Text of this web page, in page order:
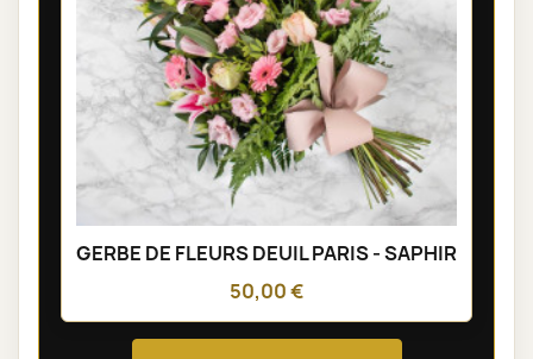
GERBE DE FLEURS DEUIL PARIS - SAPHIR
50,00 €